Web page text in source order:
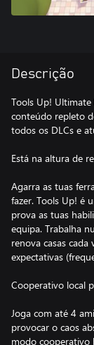
Descrição
Tools Up!
conteúdo repleto
todos os DLCs e
Está na altura de
Agarra as tuas
fazer. Tools Up! é
prova as tuas
equipa. Trabalha
renova casas
expectativas
Cooperativo local
Joga com até 4
provocar o caos
modo cooperativo